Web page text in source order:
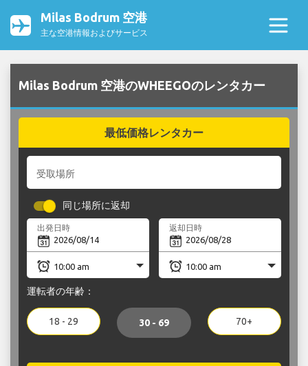
Milas Bodrum 空港
主な空港情報およびサービス
Milas Bodrum 空港のWHEEGOのレンタカー
最低価格レンタカー
受取場所
同じ場所に返却
出発日時 返却日時
運転者の年齢：
18 - 29 30 - 69 70+